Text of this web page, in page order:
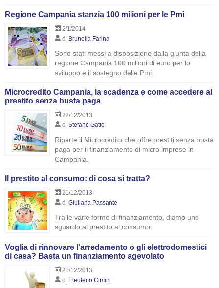
Regione Campania stanzia 100 milioni per le Pmi
2/1/2014
di Brunella Farina
Sono stati messi a disposizione dalla giunta della
regione Campania 100 milioni di euro per lo
sviluppo e il sostegno delle Pmi.
Microcredito Campania, la scadenza e come accedere al
prestito senza busta paga
22/12/2013
di Stefano Gatto
Riparte il Microcredito che offre prestiti senza busta
paga per il finanziamento di micro imprese in
Campania.
Il prestito al consumo: di cosa si tratta?
21/12/2013
di Giuliana Passante
Tra le varie forme di finanziamento, diamo uno
sguardo al prestito al consumo.
Voglia di rinnovare l'arredamento o gli elettrodomestici
di casa? Basta un finanziamento agevolato
20/12/2013
di Eleuterio Cimini